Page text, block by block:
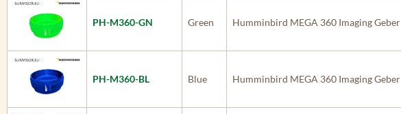
PH-M360-GN Green Humminbird MEGA 360 Imaging Geber
PH-M360-BL Blue Humminbird MEGA 360 Imaging Geber